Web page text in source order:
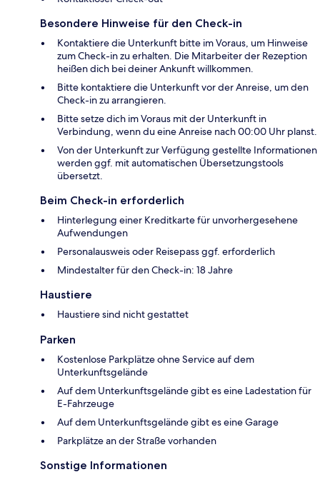
Besondere Hinweise für den Check-in
Kontaktiere die Unterkunft bitte im Voraus, um Hinweise
zum Check-in zu erhalten. Die Mitarbeiter der Rezeption
heißen dich bei deiner Ankunft willkommen.
Bitte kontaktiere die Unterkunft vor der Anreise, um den
Check-in zu arrangieren.
Bitte setze dich im Voraus mit der Unterkunft in
Verbindung, wenn du eine Anreise nach 00:00 Uhr planst.
Von der Unterkunft zur Verfügung gestellte Informationen
werden ggf. mit automatischen Übersetzungstools
übersetzt.
Beim Check-in erforderlich
Hinterlegung einer Kreditkarte für unvorhergesehene
Aufwendungen
Personalausweis oder Reisepass ggf. erforderlich
Mindestalter für den Check-in: 18 Jahre
Haustiere
Haustiere sind nicht gestattet
Parken
Kostenlose Parkplätze ohne Service auf dem
Unterkunftsgelände
Auf dem Unterkunftsgelände gibt es eine Ladestation für
E-Fahrzeuge
Auf dem Unterkunftsgelände gibt es eine Garage
Parkplätze an der Straße vorhanden
Sonstige Informationen